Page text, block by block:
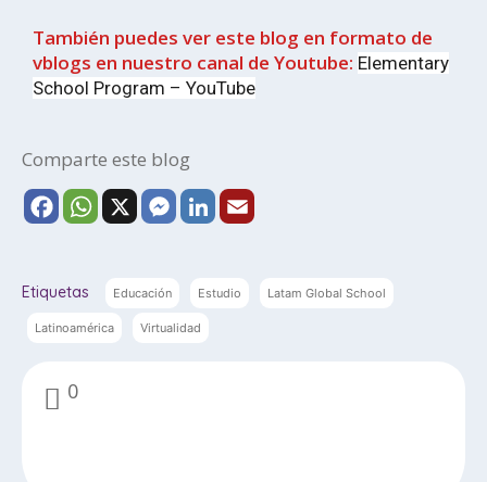
También puedes ver este blog en formato de
vblogs en nuestro canal de Youtube: Elementary
School Program – YouTube
Comparte este blog
F
a
e
W
h
X
M
e
L
k
Etiquetas Educación Estudio Latam Global School
Latinoamérica Virtualidad
0